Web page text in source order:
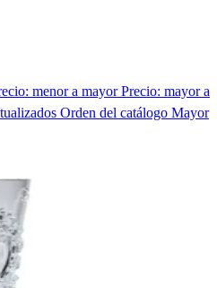
menor a mayorPrecio: mayor a
Orden del catálogo Mayor